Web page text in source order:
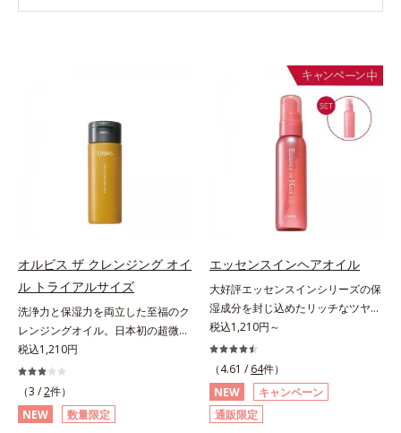
オルビス ザ クレンジング オイ
ル トライアルサイズ
洗浄力と保湿力を両立した至福のク
レンジングオイル。日本初の超微粒
子技術(*1)が毛穴奥の微細な汚れに
アプローチ。圧倒的な洗浄力と毛穴
悩みに着目したクレンジングオイル
のトライアルサイズです。日本初・
超微粒子技術(*1)で、さっと塗り広
税込1,210円
（3 /2件）
NEW
数量限定
エッセンスインヘアオイル
大好評エッセンスインシリーズの保
湿成分を封じ込めたリッチなツヤ髪
続くヘアオイル。人気商品「エッセ
ンスインヘアミルク」と同じシリー
ズのヘアオイルです。ナノサイズの
美容成分(*1)で髪の隙間を満たして
リッチなツヤ髪を維持する“超音波
トリートメント”発想(*2)。美容成分
税込1,210円～
（4.61 / 64件）
NEW
キャンペーン
通販限定